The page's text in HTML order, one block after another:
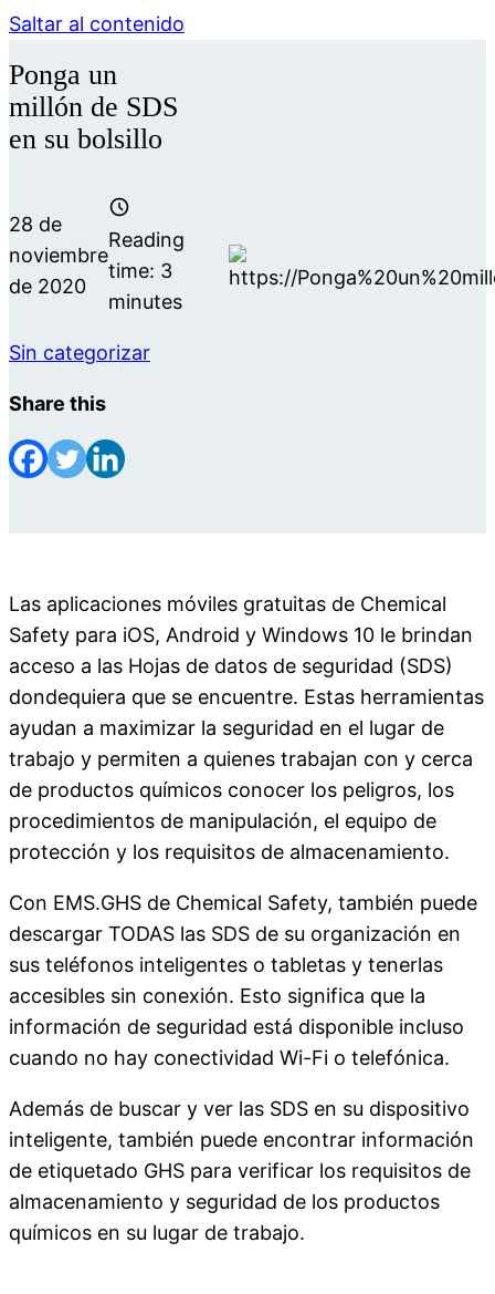
Saltar al contenido
Ponga un
millón de SDS
en su bolsillo
28 de
noviembre
de 2020
Reading
time: 3
minutes
Sin categorizar
Share this
Las aplicaciones móviles gratuitas de Chemical
Safety para iOS, Android y Windows 10 le brindan
acceso a las Hojas de datos de seguridad (SDS)
dondequiera que se encuentre. Estas herramientas
ayudan a maximizar la seguridad en el lugar de
trabajo y permiten a quienes trabajan con y cerca
de productos químicos conocer los peligros, los
procedimientos de manipulación, el equipo de
protección y los requisitos de almacenamiento.
Con EMS.GHS de Chemical Safety, también puede
descargar TODAS las SDS de su organización en
sus teléfonos inteligentes o tabletas y tenerlas
accesibles sin conexión. Esto significa que la
información de seguridad está disponible incluso
cuando no hay conectividad Wi-Fi o telefónica.
Además de buscar y ver las SDS en su dispositivo
inteligente, también puede encontrar información
de etiquetado GHS para verificar los requisitos de
almacenamiento y seguridad de los productos
químicos en su lugar de trabajo.